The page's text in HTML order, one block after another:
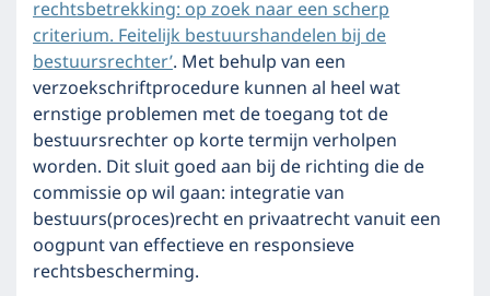
rechtsbetrekking: op zoek naar een scherp
criterium. Feitelijk bestuurshandelen bij de
bestuursrechter’. Met behulp van een
verzoekschriftprocedure kunnen al heel wat
ernstige problemen met de toegang tot de
bestuursrechter op korte termijn verholpen
worden. Dit sluit goed aan bij de richting die de
commissie op wil gaan: integratie van
bestuurs(proces)recht en privaatrecht vanuit een
oogpunt van effectieve en responsieve
rechtsbescherming.